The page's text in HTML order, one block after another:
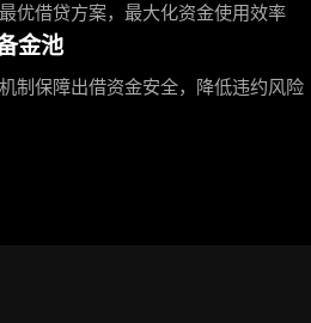
优借贷方案，最大化资金使用效率
金池
制保障出借资金安全，降低违约风险